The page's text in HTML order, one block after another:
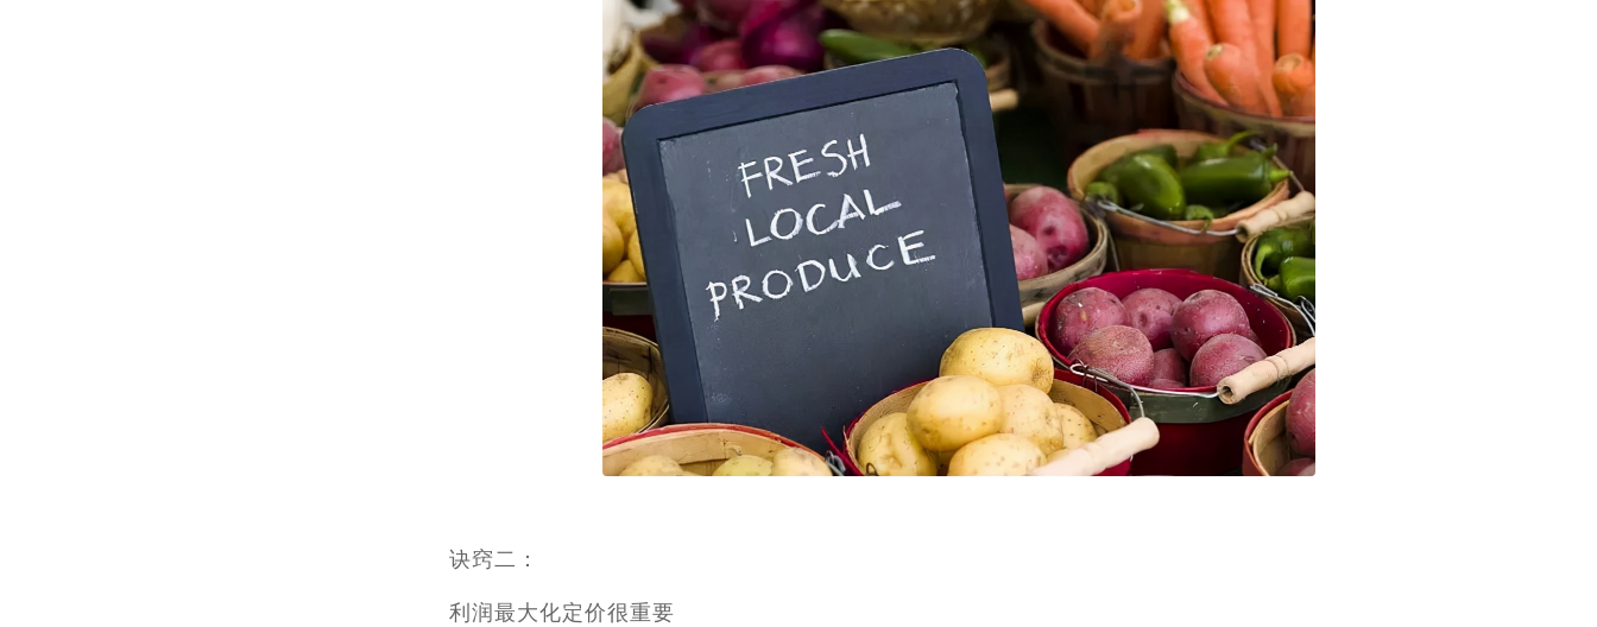
诀窍二：
利润最大化定价很重要